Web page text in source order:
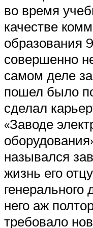
во время
качестве
образования
совершенно
самом деле
пошел было
сделал
«Заводе
назывался
жизнь его
генерального
него аж
требовало